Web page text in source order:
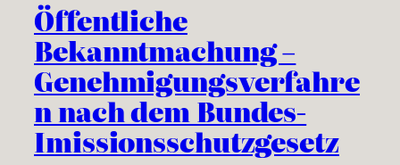
Öffentliche
Bekanntmachung –
Genehmigungsverfahre
n nach dem Bundes-
Imissionsschutzgesetz